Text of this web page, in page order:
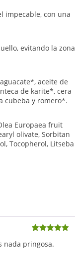
impecable, con una
evitando la zona
aceite de
de karite*, cera
cubeba y romero*.
Europaea fruit
olivate, Sorbitan
Tocopherol, Litseba
nada pringosa.